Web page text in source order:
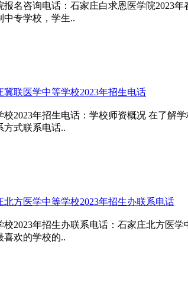
报名咨询电话：石家庄白求恩医学院2023
中专学校，学生..
冀联医学中等学校2023年招生电话
2023年招生电话：学校师资概况 在了解
方式联系电话..
北方医学中等学校2023年招生办联系电话
2023年招生办联系电话：石家庄北方医
喜欢的学校的..